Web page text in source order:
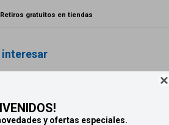

y ofertas especiales.
Retiros gratuitos en tiendas
interesar